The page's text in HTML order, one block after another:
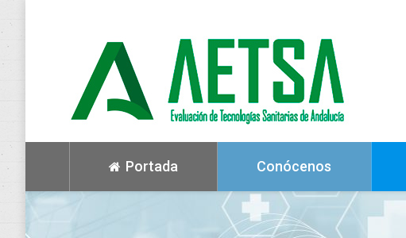
Portada Conócenos